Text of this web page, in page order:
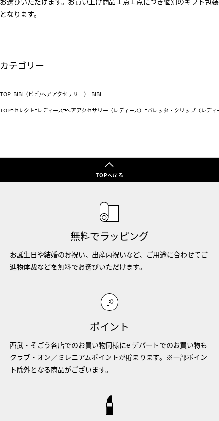
となります。
カテゴリー
TOP BIBI（ビビ/ヘアアクセサリー） BIBI
TOP セレクト レディース ヘアアクセサリー（レディース） バレッタ・クリップ（レディ
TOPへ戻る
無料でラッピング
お誕生日や結婚のお祝い、出産内祝いなど、ご用途に合わせてご
進物体裁などを無料でお選びいただけます。
ポイント
西武・そごう各店でのお買い物同様にe.デパートでのお買い物も
クラブ・オン／ミレニアムポイントが貯まります。※一部ポイン
ト除外となる商品がございます。